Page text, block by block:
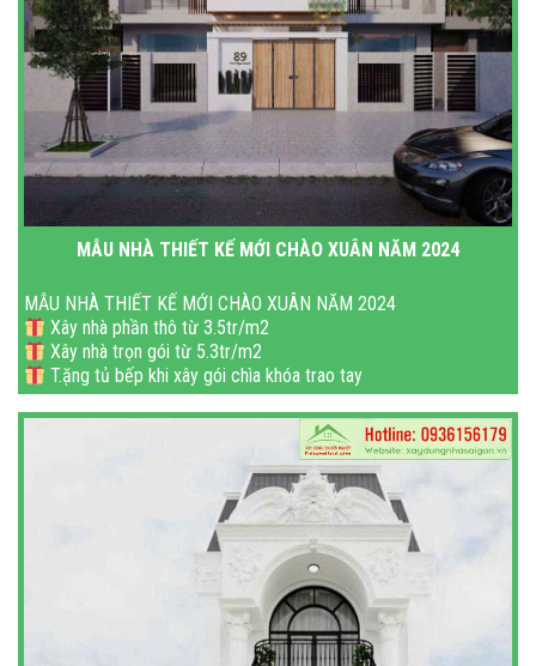
MẪU NHÀ THIẾT KẾ MỚI CHÀO XUÂN NĂM 2024
MẪU NHÀ THIẾT KẾ MỚI CHÀO XUÂN NĂM 2024
Xây nhà phần thô từ 3.5tr/m2
Xây nhà trọn gói từ 5.3tr/m2
T.ặng tủ bếp khi xây gói chìa khóa trao tay
Miễn_phí xin phép xây dựng
Mi